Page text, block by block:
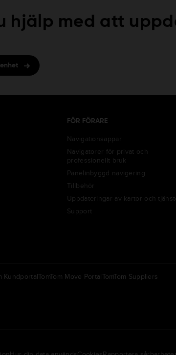
hjälp med att
FÖR FÖRARE
Navigationsappar
Navigatorer för privat och
professionellt bruk
Panelinbyggd navigering
Tillbehör
Uppdateringar av kartor och
Support
KundportalTomTom Move PortalTomTom Suppliers